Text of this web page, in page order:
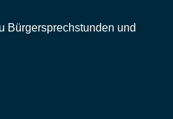
Bürgersprechstunden und